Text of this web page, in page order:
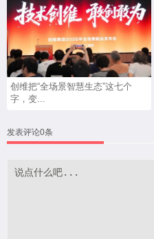
创维把“全场景智慧生态”这七个
字，变...
发表评论0条